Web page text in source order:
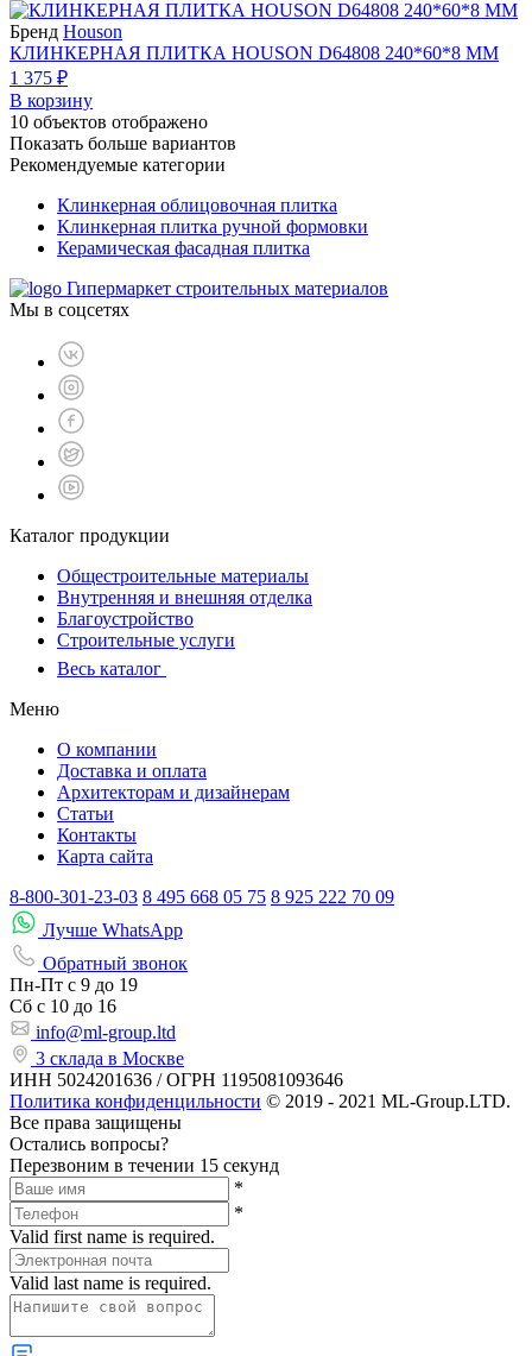
Бренд Houson
КЛИНКЕРНАЯ ПЛИТКА HOUSON D64808 240*60*8 ММ
1 375 ₽
В корзину
10 объектов отображено
Показать больше вариантов
Рекомендуемые категории
Клинкерная облицовочная плитка
Клинкерная плитка ручной формовки
Керамическая фасадная плитка
Гипермаркет строительных материалов
Мы в соцсетях
Каталог продукции
Общестроительные материалы
Внутренняя и внешняя отделка
Благоустройство
Строительные услуги
Весь каталог
Меню
О компании
Доставка и оплата
Архитекторам и дизайнерам
Статьи
Контакты
Карта сайта
8-800-301-23-03 8 495 668 05 75 8 925 222 70 09
Лучше WhatsApp
Обратный звонок
Пн-Пт с 9 до 19
Сб с 10 до 16
info@ml-group.ltd
3 склада в Москве
ИНН 5024201636 / ОГРН 1195081093646
Политика конфиденцильности © 2019 - 2021 ML-Group.LTD.
Все права защищены
Остались вопросы?
Перезвоним в течении 15 секунд
*
*
Valid first name is required.
Valid last name is required.